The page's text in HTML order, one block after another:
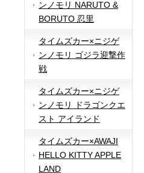
ンノモリ NARUTO &
BORUTO 忍里
タイムズカー×ニジゲ
ンノモリ ゴジラ迎撃作
戦
タイムズカー×ニジゲ
ンノモリ ドラゴンクエ
スト アイランド
タイムズカー×AWAJI
HELLO KITTY APPLE
LAND